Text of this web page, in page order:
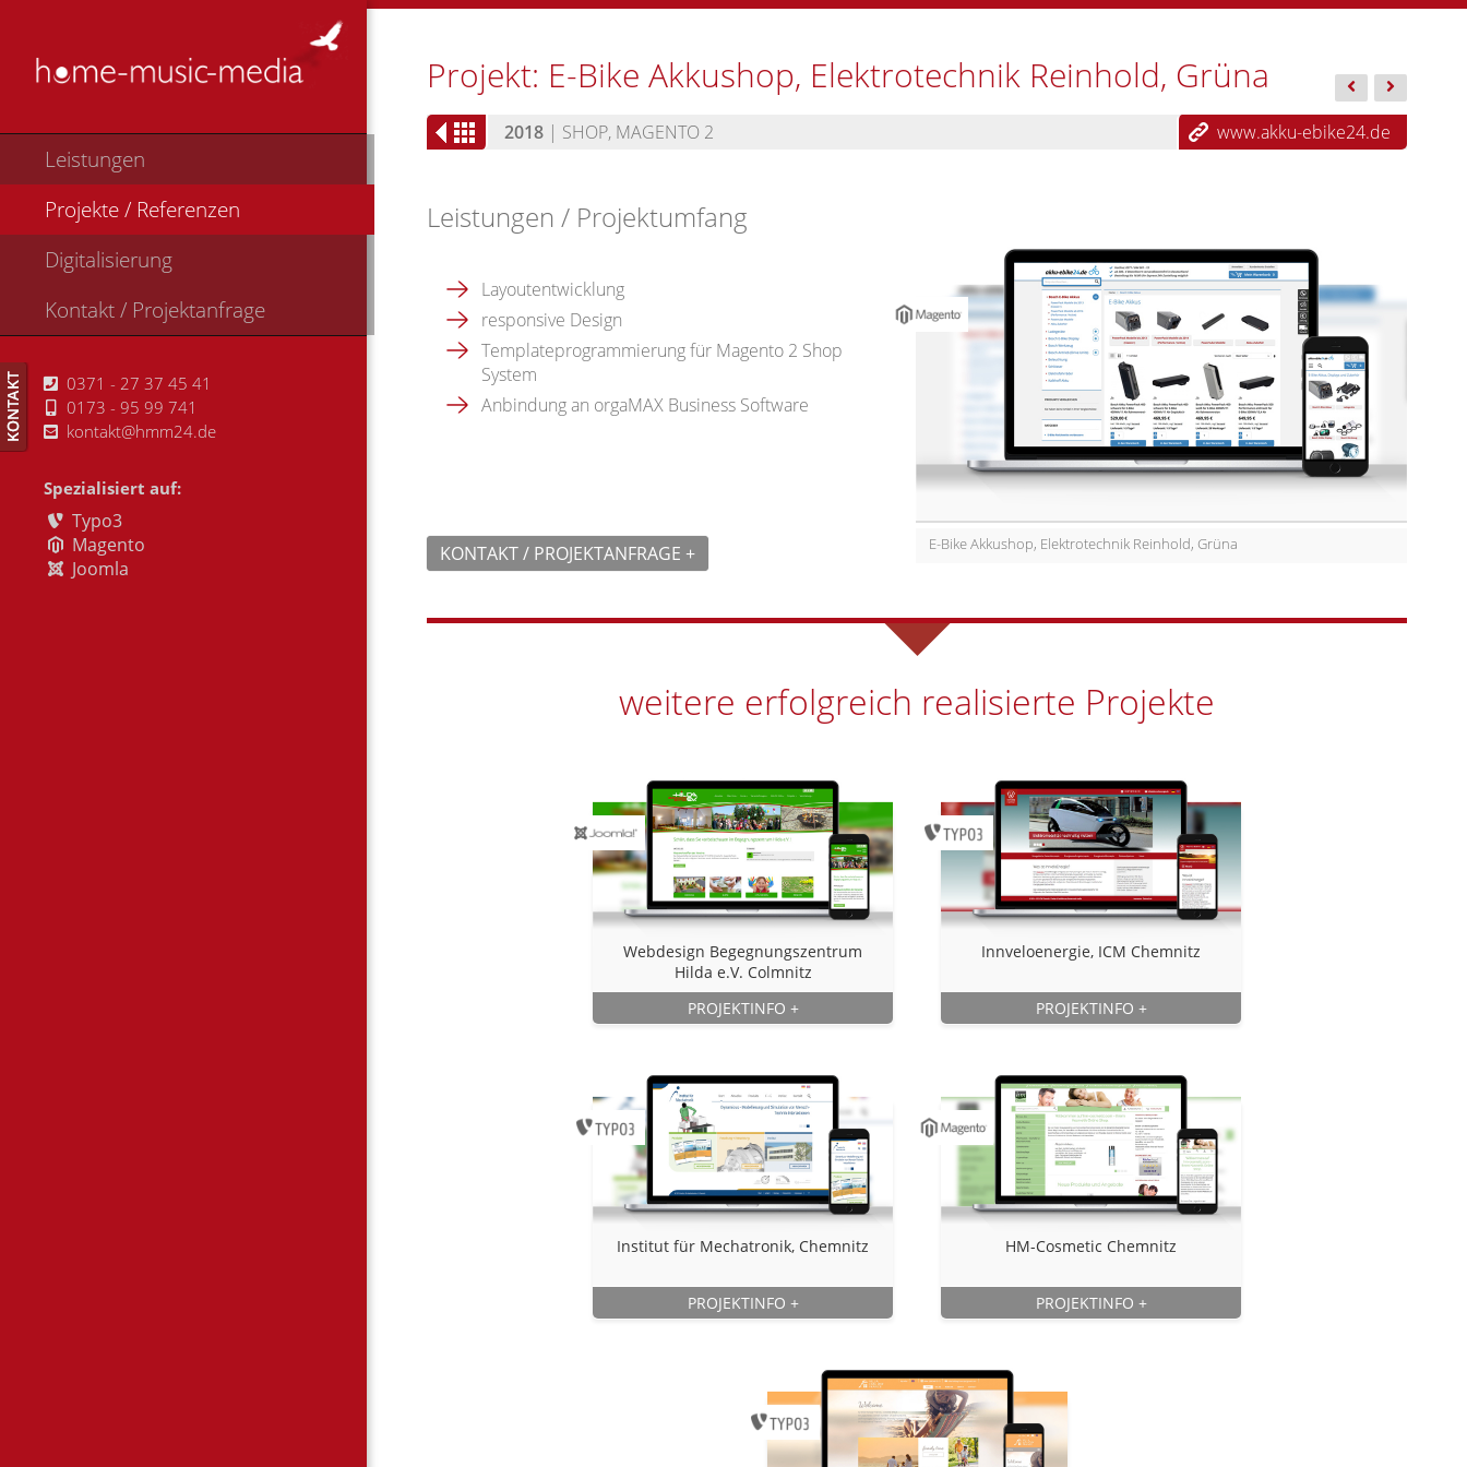
Leistungen
Projekte / Referenzen
Digitalisierung
Kontakt / Projektanfrage
0371 - 27 37 45 41
0173 - 95 99 741
kontakt@hmm24.de
Spezialisiert auf:
Typo3
Magento
Joomla
Webdesign...
Projekt: E-Bike Akkushop, Elektrotechnik Reinhold, Grüna
www.akku-ebike24.de
2018 | SHOP, MAGENTO 2
E-Bike Akkushop, Elektrotechnik Reinhold, Grüna
Leistungen / Projektumfang
Layoutentwicklung
responsive Design
Templateprogrammierung für Magento 2 Shop
System
Anbindung an orgaMAX Business Software
KONTAKT / PROJEKTANFRAGE +
weitere erfolgreich realisierte Projekte
Webdesign Begegnungszentrum
Hilda e.V. Colmnitz
PROJEKTINFO +
Innveloenergie, ICM Chemnitz
PROJEKTINFO +
Institut für Mechatronik, Chemnitz
PROJEKTINFO +
HM-Cosmetic Chemnitz
PROJEKTINFO +